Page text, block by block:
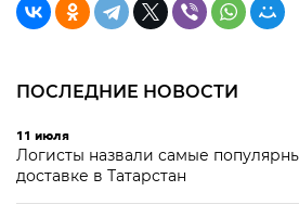
ПОСЛЕДНИЕ НОВОСТИ
11 июля
Логисты назвали самые
доставке в Татарстан